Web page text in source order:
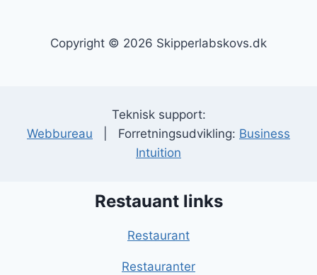
Copyright © 2026 Skipperlabskovs.dk
Teknisk support:
Webbureau | Forretningsudvikling: Business
Intuition
Restauant links
Restaurant
Restauranter